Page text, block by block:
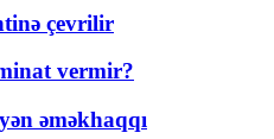
çevrilir
vermir?
əməkhaqqı